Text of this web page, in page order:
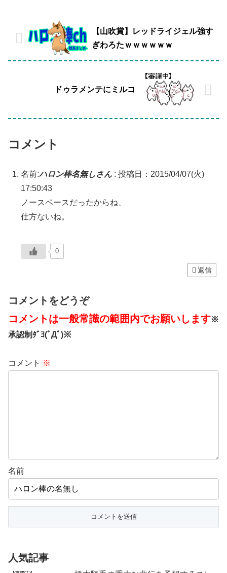
【山吹賞】レッドライジェル強す
ぎわろたｗｗｗｗｗｗ
ドゥラメンテにミルコ
コメント
名前:ハロン棒名無しさん : 投稿日：2015/04/07(火)
17:50:43
ノースペースだったからね、
仕方ないね。
0
返信
コメントをどうぞ
コメントは一般常識の範囲内でお願いします※
承認制ﾀﾞﾖ(ﾟДﾟ)※
コメント ※
名前
人気記事